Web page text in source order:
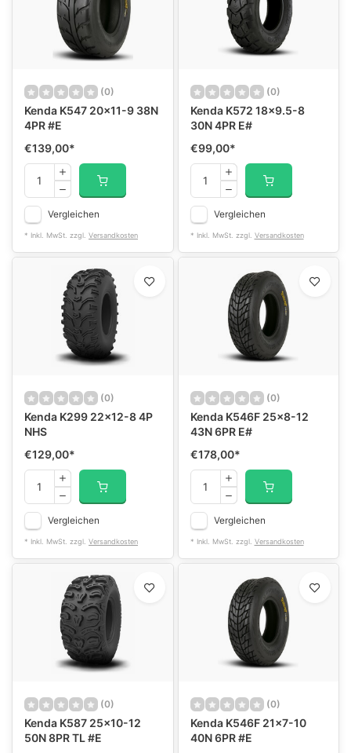
(0)
Kenda K547 20x11-9 38N
4PR #E
€139,00*
Vergleichen
* Inkl. MwSt. zzgl. Versandkosten
(0)
Kenda K572 18x9.5-8
30N 4PR E#
€99,00*
Vergleichen
* Inkl. MwSt. zzgl. Versandkosten
(0)
Kenda K299 22x12-8 4P
NHS
€129,00*
Vergleichen
* Inkl. MwSt. zzgl. Versandkosten
(0)
Kenda K546F 25x8-12
43N 6PR E#
€178,00*
Vergleichen
* Inkl. MwSt. zzgl. Versandkosten
(0)
Kenda K587 25x10-12
50N 8PR TL #E
(0)
Kenda K546F 21x7-10
40N 6PR #E